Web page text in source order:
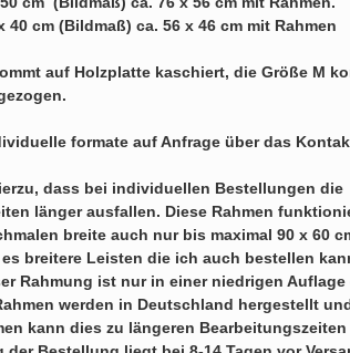
40 cm (Bildmaß) ca. 56 x 46 cm mit Rahmen
auf Holzplatte kaschiert, die Größe M
formate aufAnfrage über das
dass bei individuellen Bestellungen die
länger ausfallen. Diese Rahmen
breite auch nur bis maximal 90 x 60
breitere Leisten die ich auch bestellen
Rahmung ist nur in einer niedrigen Auflage
werden in Deutschland hergestellt
kann dies zu längeren